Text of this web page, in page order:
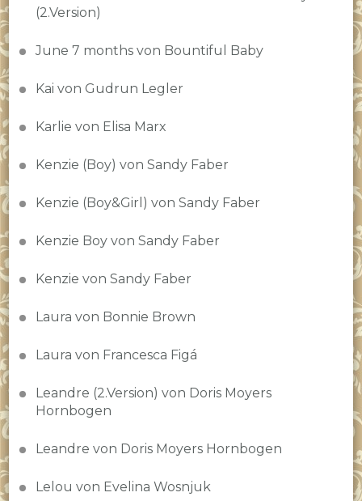
(2.Version)
June 7 months von Bountiful Baby
Kai von Gudrun Legler
Karlie von Elisa Marx
Kenzie (Boy) von Sandy Faber
Kenzie (Boy&Girl) von Sandy Faber
Kenzie Boy von Sandy Faber
Kenzie von Sandy Faber
Laura von Bonnie Brown
Laura von Francesca Figá
Leandre (2.Version) von Doris Moyers
Hornbogen
Leandre von Doris Moyers Hornbogen
Lelou von Evelina Wosnjuk